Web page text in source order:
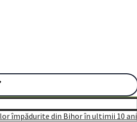
împădurite din Bihor în ultimii 10 ani